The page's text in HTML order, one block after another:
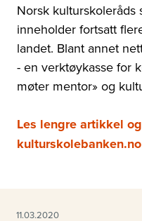
Norsk kulturskoleråds
inneholder fortsatt
landet. Blant annet
- en verktøykasse for
møter mentor» og
Les lengre artikkel
kulturskolebanken.no
11.03.2020